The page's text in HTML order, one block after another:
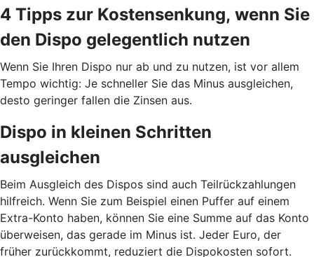
4 Tipps zur Kostensenkung, wenn Sie
den Dispo gelegentlich nutzen
Wenn Sie Ihren Dispo nur ab und zu nutzen, ist vor allem
Tempo wichtig: Je schneller Sie das Minus ausgleichen,
desto geringer fallen die Zinsen aus.
Dispo in kleinen Schritten
ausgleichen
Beim Ausgleich des Dispos sind auch Teilrückzahlungen
hilfreich. Wenn Sie zum Beispiel einen Puffer auf einem
Extra-Konto haben, können Sie eine Summe auf das Konto
überweisen, das gerade im Minus ist. Jeder Euro, der
früher zurückkommt, reduziert die Dispokosten sofort.